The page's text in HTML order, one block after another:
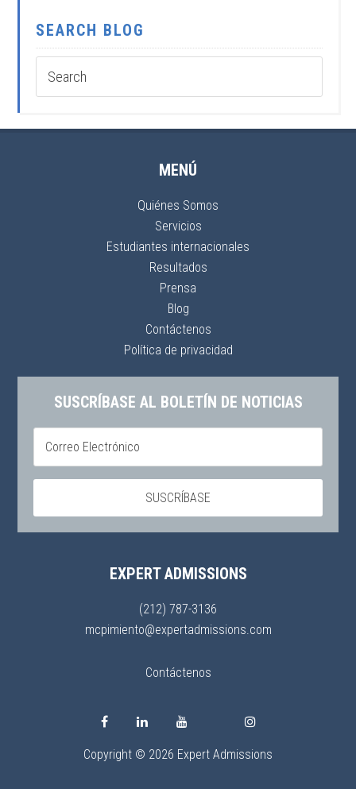
SEARCH BLOG
MENÚ
Quiénes Somos
Servicios
Estudiantes internacionales
Resultados
Prensa
Blog
Contáctenos
Política de privacidad
SUSCRÍBASE AL BOLETÍN DE NOTICIAS
EXPERT ADMISSIONS
(212) 787-3136
mcpimiento@expertadmissions.com
Contáctenos
Copyright © 2026 Expert Admissions